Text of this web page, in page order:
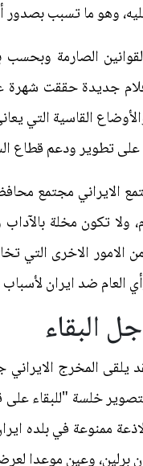
وهو ما تسبب
الصارمة
افلام جديدة حققت
القاسية
تطوير ودعم قطاع
الايراني مجتمع
ولا تكون مخلة
الامور الاخرى التي
العام ضد ايران
البقاء
المخرج الايراني
خلسة "للبقاء على
ممنوعة في بلده
وعين موعدا